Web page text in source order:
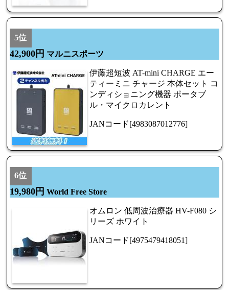
5位
42,900円 マルニスポーツ
伊藤超短波 AT-mini CHARGE エー
ティーミニ チャージ 本体セット コ
ンディショニング機器 ポータブ
ル・マイクロカレント
JANコード[4983087012776]
6位
19,980円 World Free Store
オムロン 低周波治療器 HV-F080 シ
リーズ ホワイト
JANコード[4975479418051]